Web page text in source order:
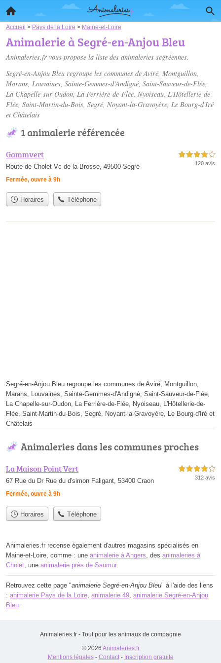
Accueil > Pays de la Loire > Maine-et-Loire
Animalerie à Segré-en-Anjou Bleu
Animaleries.fr vous propose la liste des animaleries segréennes.
Segré-en-Anjou Bleu regroupe les communes de Aviré, Montguillon,
Marans, Louvaines, Sainte-Gemmes-d'Andigné, Saint-Sauveur-de-Flée,
La Chapelle-sur-Oudon, La Ferrière-de-Flée, Nyoiseau, L'Hôtellerie-de-
Flée, Saint-Martin-du-Bois, Segré, Noyant-la-Gravoyère, Le Bourg-d'Iré
et Châtelais
1 animalerie référencée
Gammvert
Route de Cholet Vc de la Brosse, 49500 Segré
Fermée, ouvre à 9h
4,0 étoiles sur 5
120 avis
Horaires Téléphone
Segré-en-Anjou Bleu regroupe les communes de Aviré, Montguillon,
Marans, Louvaines, Sainte-Gemmes-d'Andigné, Saint-Sauveur-de-Flée,
La Chapelle-sur-Oudon, La Ferrière-de-Flée, Nyoiseau, L'Hôtellerie-de-
Flée, Saint-Martin-du-Bois, Segré, Noyant-la-Gravoyère, Le Bourg-d'Iré et
Châtelais
Animaleries dans les communes proches
La Maison Point Vert
67 Rue du Dr Rue du d'simon Faligant, 53400 Craon
Fermée, ouvre à 9h
4,0 étoiles sur 5
312 avis
Horaires Téléphone
Animaleries.fr recense également d'autres magasins spécialisés en
Maine-et-Loire, comme : une animalerie à Angers , des animaleries à
Cholet , une animalerie près de Saumur.
Retrouvez cette page "animalerie Segré-en-Anjou Bleu" à l'aide des liens
: animalerie Pays de la Loire animalerie 49 animalerie Segré-en-Anjou
Bleu
Animaleries.fr - Tout pour les animaux de compagnie
© 2026 Animaleries.fr
Mentions légales- Contact- Inscription gratuite